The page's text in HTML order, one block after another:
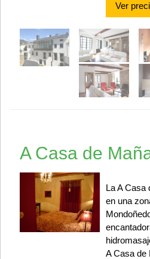
Ver
A Casa de
La A Casa
en una
A Casa de